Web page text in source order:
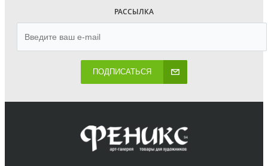
РАССЫЛКА
ПОДПИСАТЬСЯ